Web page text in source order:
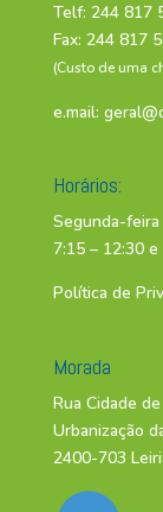
Telf: 244 817
Fax: 244 817
(Custo de uma
e.mail:
Horários:
Segunda-
7:15 – 12:30
Política de
Morada
Rua Cidade
Urbanização
2400-703